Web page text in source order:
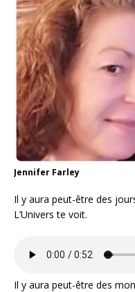
Jennifer Farley
Il y aura peut-être des
L’Univers te voit.
Il y aura peut-être des